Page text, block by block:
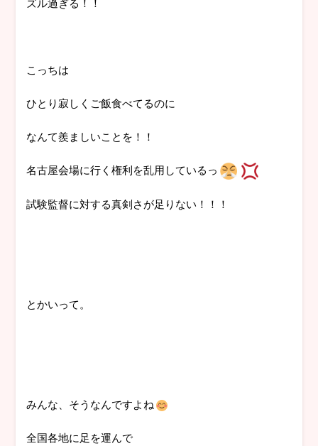
こっちは
ひとり寂しくご飯食べてるのに
なんて羨ましいことを！！
名古屋会場に行く権利を乱用しているっ
試験監督に対する真剣さが足りない！！！
とかいって。
みんな、そうなんですよね
全国各地に足を運んで